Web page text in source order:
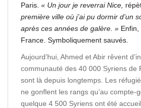
Paris. « Un jour je reverrai Nice,
première ville où j’ai pu dormir d’un
après ces années de galère. » Enfin,
France. Symboliquement sauvés.
Aujourd’hui, Ahmed et Abir rêvent
communauté des 40 000 Syriens de
sont là depuis longtemps. Les
ne gonflent les rangs qu’au compte-
quelque 4 500 Syriens ont été